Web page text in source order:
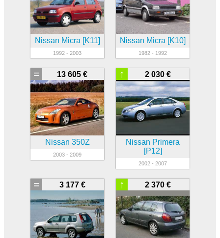
Nissan Micra [K11]
1992 - 2003
Nissan Micra [K10]
1982 - 1992
13 605 €
=
Nissan 350Z
2003 - 2009
2 030 €
↑
Nissan Primera
[P12]
2002 - 2007
3 177 €
= 2 370 €
↑